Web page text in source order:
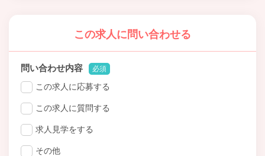
この求人に問い合わせる
問い合わせ内容 必須
この求人に応募する
この求人に質問する
求人見学をする
その他